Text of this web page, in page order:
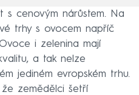
s cenovým nárůstem. Na
trhy s ovocem napříč
i zelenina mají
a tak nelze
jediném evropském trhu.
zemědělci šetří